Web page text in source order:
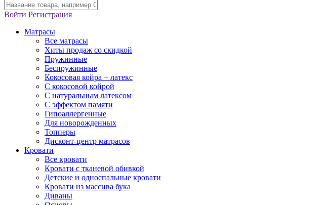
Войти Регистрация
Матрасы
Все матрасы
Хиты продаж со скидкой
Пружинные
Беспружинные
Кокосовая койра + латекс
С кокосовой койрой
С натуральным латексом
С эффектом памяти
Гипоаллергенные
Для новорожденных
Топперы
Дисконт-центр матрасов
Кровати
Все кровати
Кровати с тканевой обивкой
Детские и односпальные кровати
Кровати из массива бука
Диваны